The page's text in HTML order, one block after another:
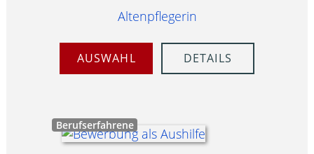
Altenpflegerin
AUSWAHL DETAILS
Berufserfahrene